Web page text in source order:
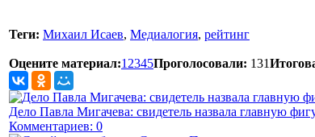
Теги: Михаил Исаев, Медиалогия, рейтинг
Оцените материал:1 2345Проголосовали: 131
Дело Павла Мигачева: свидетель назвала главную
Комментариев: 0